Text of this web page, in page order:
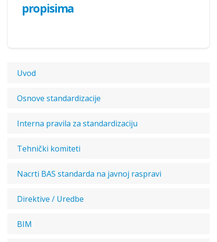
propisima
Uvod
Osnove standardizacije
Interna pravila za standardizaciju
Tehnički komiteti
Nacrti BAS standarda na javnoj raspravi
Direktive / Uredbe
BIM